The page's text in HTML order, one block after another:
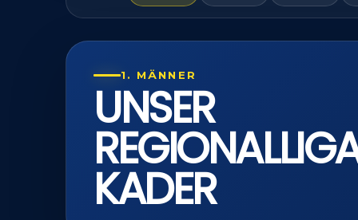
1. MÄNNER
UNSER
KADER